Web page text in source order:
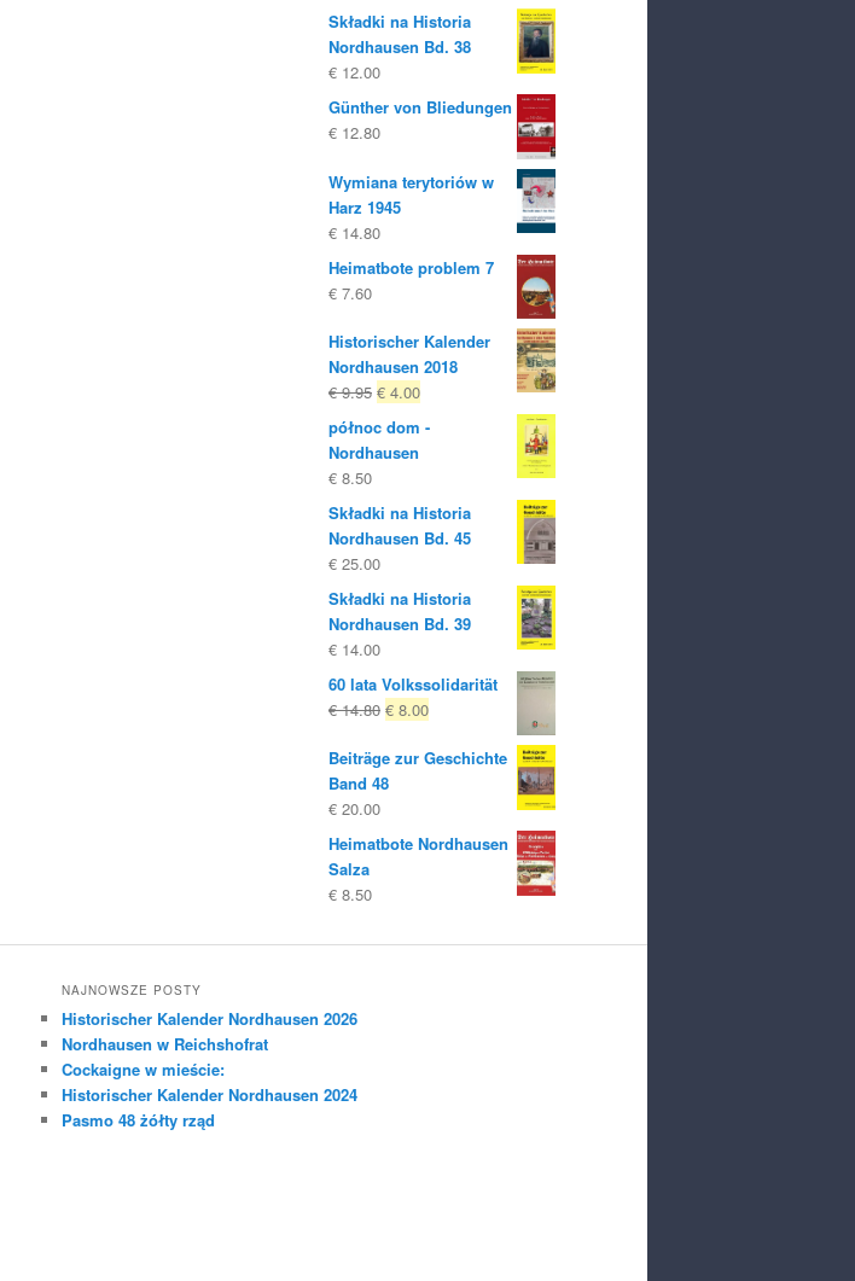
Składki na Historia
Nordhausen Bd. 38
€ 12.00
Günther von Bliedungen
€ 12.80
Wymiana terytoriów w
Harz 1945
€ 14.80
Heimatbote problem 7
€ 7.60
Historischer Kalender
Nordhausen 2018
€9.95 Oryginalna
cena
była:
€ 9.95
€ 4.00Obecna
północ dom -
Nordhausen
€ 8.50
Składki na Historia
Nordhausen Bd. 45
€ 25.00
Składki na Historia
Nordhausen Bd. 39
€ 14.00
60 lata Volkssolidarität
€14.80 Oryginalna
była:
€ 14.80
€ 8.00Obecna
to:
Beiträge zur Geschichte
Band 48
€ 20.00
Heimatbote Nordhausen
Salza
€ 8.50
NAJNOWSZE POSTY
Historischer Kalender Nordhausen 2026
Nordhausen w Reichshofrat
Cockaigne w mieście:
Historischer Kalender Nordhausen 2024
Pasmo 48 żółty rząd